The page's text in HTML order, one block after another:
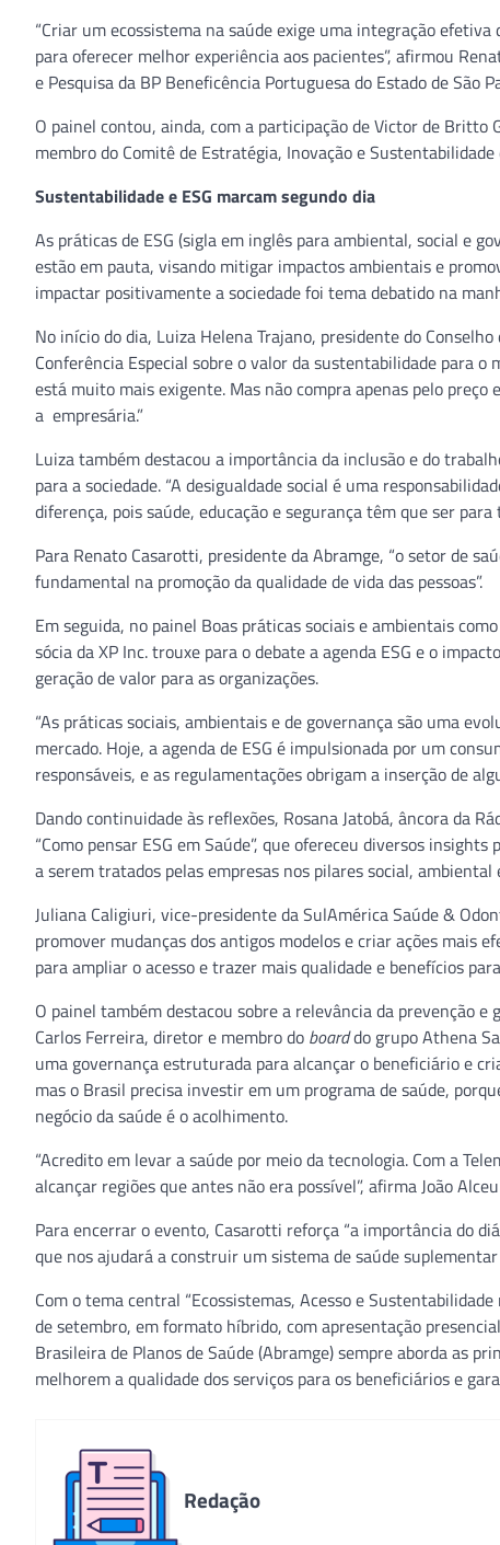
“Criar um ecossistema na saúde exige uma integração
para oferecer melhor experiência aos pacientes”, afirmou
e Pesquisa da BP Beneficência Portuguesa do Estado de São
O painel contou, ainda, com a participação de Victor de Britto
membro do Comitê de Estratégia, Inovação e Sustentabilidade
Sustentabilidade e ESG marcam segundo dia
As práticas de ESG (sigla em inglês para ambiental, social e
estão em pauta, visando mitigar impactos ambientais e
impactar positivamente a sociedade foi tema debatido na
No início do dia, Luiza Helena Trajano, presidente do
Conferência Especial sobre o valor da sustentabilidade para o
está muito mais exigente. Mas não compra apenas pelo preço
a empresária.”
Luiza também destacou a importância da inclusão e do
para a sociedade. “A desigualdade social é uma
diferença, pois saúde, educação e segurança têm que ser
Para Renato Casarotti, presidente da Abramge, “o setor de
fundamental na promoção da qualidade de vida das pessoas”.
Em seguida, no painel Boas práticas sociais e ambientais
sócia da XP Inc. trouxe para o debate a agenda ESG e o
geração de valor para as organizações.
“As práticas sociais, ambientais e de governança são uma
mercado. Hoje, a agenda de ESG é impulsionada por um
responsáveis, e as regulamentações obrigam a inserção de
Dando continuidade às reflexões, Rosana Jatobá, âncora da
“Como pensar ESG em Saúde”, que ofereceu diversos
a serem tratados pelas empresas nos pilares social, ambiental
Juliana Caligiuri, vice-presidente da SulAmérica Saúde &
promover mudanças dos antigos modelos e criar ações mais
para ampliar o acesso e trazer mais qualidade e benefícios
O painel também destacou sobre a relevância da prevenção
Carlos Ferreira, diretor e membro do boarddo grupo Athena
uma governança estruturada para alcançar o beneficiário e
mas o Brasil precisa investir em um programa de saúde,
negócio da saúde é o acolhimento.
“Acredito em levar a saúde por meio da tecnologia. Com a
alcançar regiões que antes não era possível”, afirma João
Para encerrar o evento, Casarotti reforça “a importância do
que nos ajudará a construir um sistema de saúde
Com o tema central “Ecossistemas, Acesso e
de setembro, em formato híbrido, com apresentação
Brasileira de Planos de Saúde (Abramge) sempre aborda as
melhorem a qualidade dos serviços para os beneficiários e
Redação